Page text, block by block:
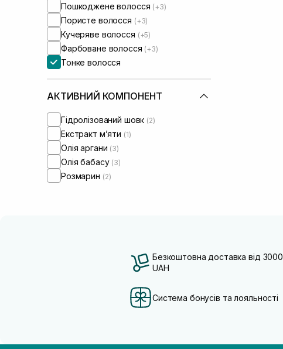
Пошкоджене волосся (+3)
Пористе волосся (+3)
Кучеряве волосся (+5)
Фарбоване волосся (+3)
Тонке волосся
АКТИВНИЙ КОМПОНЕНТ
Гідролізований шовк (2)
Екстракт м’яти (1)
Олія аргани (3)
Олія бабасу (3)
Розмарин (2)
Безкоштовна доставка від 3000
UAH
Система бонусів та лояльності